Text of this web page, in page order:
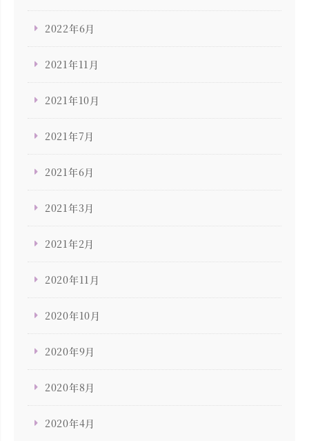
2022年6月
2021年11月
2021年10月
2021年7月
2021年6月
2021年3月
2021年2月
2020年11月
2020年10月
2020年9月
2020年8月
2020年4月